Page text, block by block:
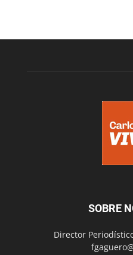
SOBRE
Director